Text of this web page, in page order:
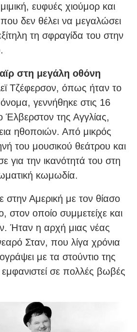
ευφυές χιούμορ και
δεν θέλει να μεγαλώσει
τη σφραγίδα του στην
στη μεγάλη οθόνη
Τζέφερσον, όπως ήταν το
γεννήθηκε στις 16
Έλβερστον της Αγγλίας,
ηθοποιών. Από μικρός
του μουσικού θεάτρου και
για την ικανότητά του στη
κωμωδία.
στην Αμερική με τον θίασο
στον οποίο συμμετείχε και
Ήταν η αρχή μιας νέας
Σταν, που λίγα χρόνια
με τα στούντιο της
σε πολλές βωβές